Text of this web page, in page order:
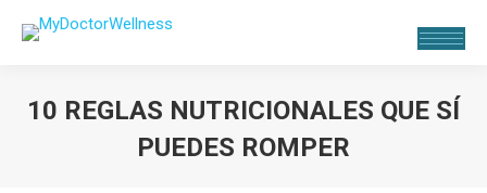
10 REGLAS NUTRICIONALES QUE SÍ
PUEDES ROMPER